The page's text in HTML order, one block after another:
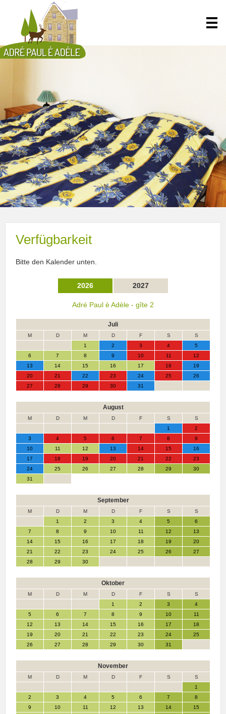
Verfügbarkeit
Bitte den Kalender unten.
2026 2027
Adré Paul è Adèle - gîte 2
Juli
M D M D F S
S
1
2 3 4
5
6
7 8 9 10 11
12
13
14 15 16 17 18
19
20
21 22 23 24 25
26
27
28 29 30 31
August
M D M D F S
S
1
2
3
4 5 6 7 8
9
10
11 12 13 14 15
16
17
18 19 20 21 22
23
24
25 26 27 28 29
30
31
September
M D M D F S
S
1
2 3 4 5
6
7
8 9 10 11 12
13
14
15 16 17 18 19
20
21
22 23 24 25 26
27
28
29 30
Oktober
M D M D F S
S
1
2 3
4
5
6 7 8 9 10
11
12
13 14 15 16 17
18
19
20 21 22 23 24
25
26
27 28 29 30 31
November
M D M D F S
S
1
2
3 4 5 6 7
8
9
10 11 12 13 14
15